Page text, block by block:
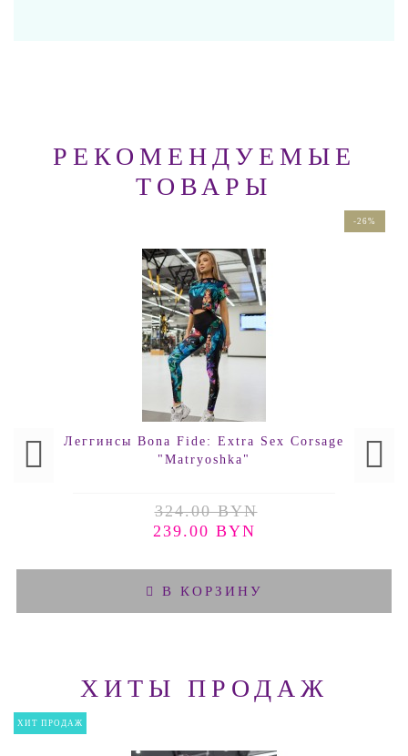
РЕКОМЕНДУЕМЫЕ
ТОВАРЫ
-26%
Леггинсы Bona Fide: Extra Sex Corsage
"Matryoshka"
324.00 BYN
239.00 BYN
В КОРЗИНУ
ХИТЫ ПРОДАЖ
ХИТ ПРОДАЖ